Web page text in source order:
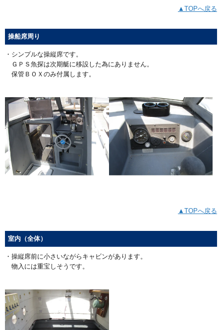
▲TOPへ戻る
操船席周り
・シンプルな操縦席です。
ＧＰＳ魚探は次期艇に移設した為にありません。
保管ＢＯＸのみ付属します。
▲TOPへ戻る
室内（全体）
・操縦席前に小さいながらキャビンがあります。
物入には重宝しそうです。